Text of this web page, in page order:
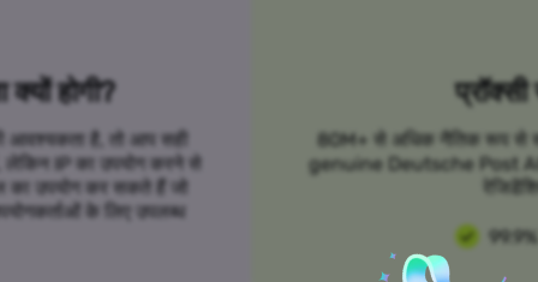
होगी?
आवश्यकता है, तो आप सही
लेकिन IP का उपयोग करने से
उपयोग कर सकते हैं जो
के लिए उपलब्ध
80M+ से अधिक नैतिक रूप से
genuine Deutsche Post AG